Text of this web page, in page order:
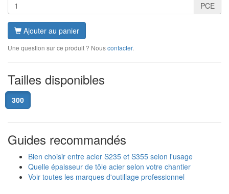
PCE
Ajouter au panier
Une question sur ce produit ? Nouscontacter.
Tailles disponibles
300
Guides recommandés
Bien choisir entre acier S235 et S355 selon l'usage
Quelle épaisseur de tôle acier selon votre chantier
Voir toutes les marques d'outillage professionnel